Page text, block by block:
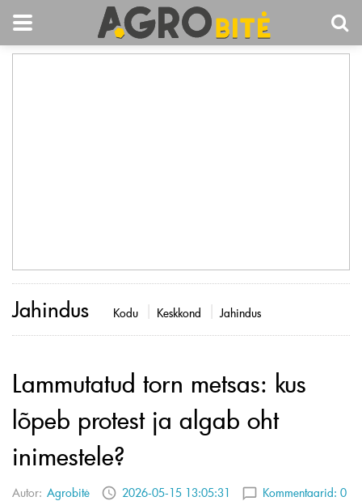
Jahindus Kodu Keskkond Jahindus
Lammutatud torn metsas: kus
lõpeb protest ja algab oht
inimestele?
Autor: Agrobitė 2026-05-15 13:05:31 Kommentaarid: 0